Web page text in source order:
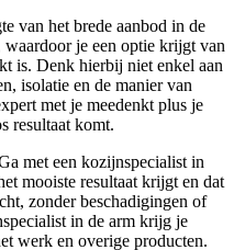
van het brede aanbod in de
je een optie krijgt van
is. Denk hierbij niet enkel aan
isolatie en de manier van
met je meedenkt plus je
resultaat komt.
met een kozijnspecialist in
mooiste resultaat krijgt en dat
zonder beschadigingen of
in de arm krijg je
werk en overige producten.